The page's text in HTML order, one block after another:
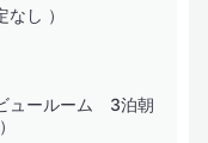
し ）
ュールーム 3泊朝